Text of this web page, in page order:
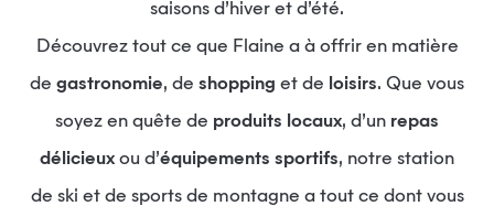
saisons d’hiver et d’été.
Découvrez tout ce que Flaine a à offrir en matière
de gastronomie, de shopping et de loisirs. Que vous
soyez en quête de produits locaux, d’un repas
délicieuxou d’équipements sportifs, notre station
de ski et de sports de montagne a tout ce dont vous